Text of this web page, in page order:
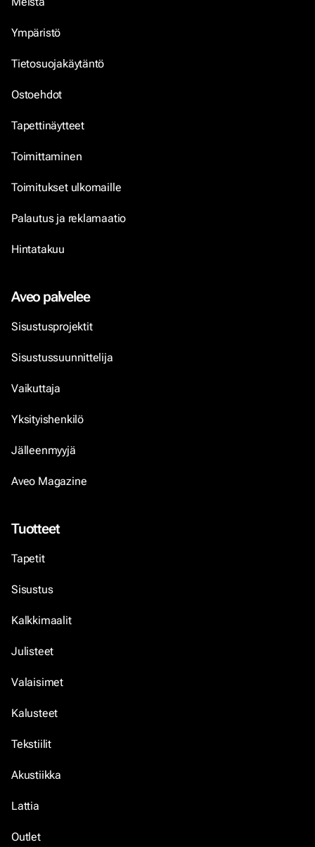
Ympäristö
Tietosuojakäytäntö
Ostoehdot
Tapettinäytteet
Toimittaminen
Toimitukset ulkomaille
Palautus ja reklamaatio
Hintatakuu
Aveo palvelee
Sisustusprojektit
Sisustussuunnittelija
Vaikuttaja
Yksityishenkilö
Jälleenmyyjä
Aveo Magazine
Tuotteet
Tapetit
Sisustus
Kalkkimaalit
Julisteet
Valaisimet
Kalusteet
Tekstiilit
Akustiikka
Lattia
Outlet